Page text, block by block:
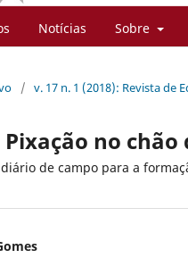
Notícias Sobre
/ v. 17 n. 1 (2018): Revista de
no chão
de campo para a